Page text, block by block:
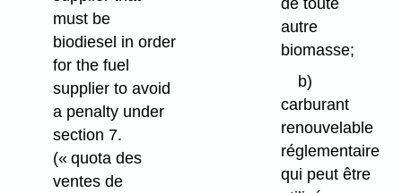
must be
biodiesel in order
for the fuel
supplier to avoid
a penalty under
section 7.
(« quota des
ventes de
autre
biomasse;
b)
carburant
renouvelable
réglementaire
qui peut être